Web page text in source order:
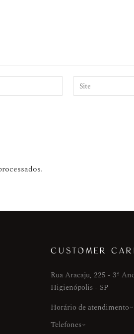
.
CUSTOMER
Rua Aracaju, 225 - 3º
Higienópolis - SP
Horário de atendimento
Telefones